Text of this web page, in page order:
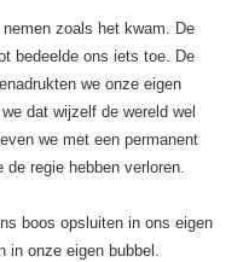
zoals het kwam. De
bedeelde ons iets toe. De
we onze eigen
dat wijzelf de wereld wel
we met een permanent
de regie hebben verloren.
boos opsluiten in ons eigen
in onze eigen bubbel.